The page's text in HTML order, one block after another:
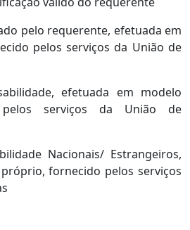
pelo requerente, efetuada em
pelos serviços da União de
efetuada em modelo
serviços da União de
Nacionais/ Estrangeiros,
fornecido pelos serviços